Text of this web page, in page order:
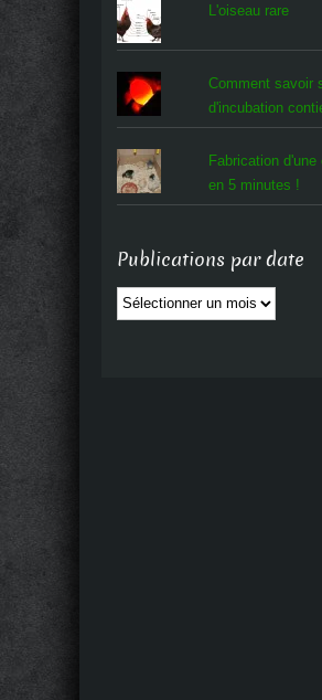
L'oiseau rare
Comment savoir
d'incubation
Fabrication
en 5 minutes !
Publications par date
Publications
par